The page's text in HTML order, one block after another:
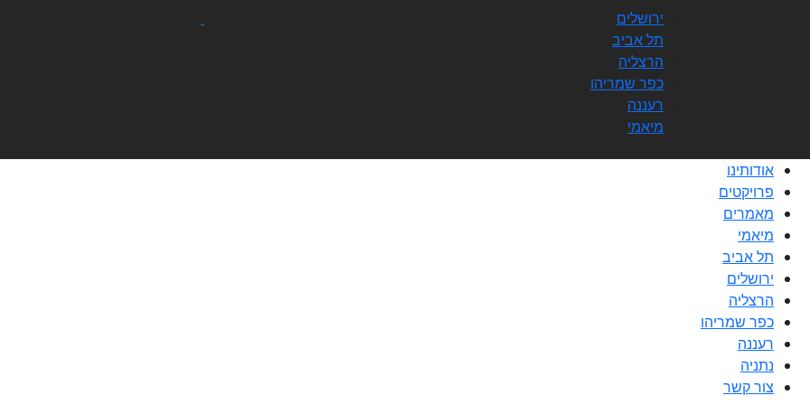
ירושלים
תל אביב
הרצליה
כפר שמריהו
רעננה
מיאמי
אודותינו
פרויקטים
מאמרים
מיאמי
תל אביב
ירושלים
הרצליה
כפר שמריהו
רעננה
נתניה
צור קשר